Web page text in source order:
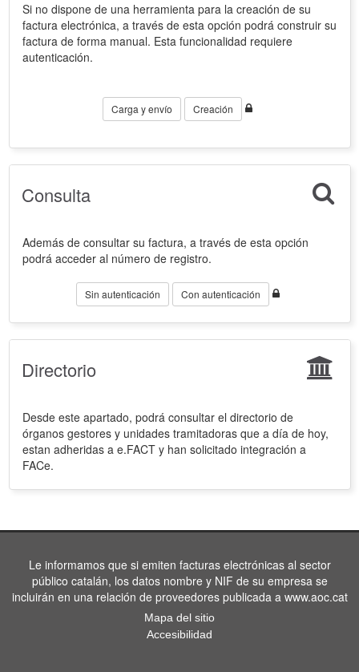
Si no dispone de una herramienta para la creación de su
factura electrónica, a través de esta opción podrá construir su
factura de forma manual. Esta funcionalidad requiere
autenticación.
Carga y envío Creación
Consulta
Además de consultar su factura, a través de esta opción
podrá acceder al número de registro.
Sin autenticación Con autenticación
Directorio
Desde este apartado, podrá consultar el directorio de
órganos gestores y unidades tramitadoras que a día de hoy,
estan adheridas a e.FACT y han solicitado integración a
FACe.
Le informamos que si emiten facturas electrónicas al sector
público catalán, los datos nombre y NIF de su empresa se
incluirán en una relación de proveedores publicada a www.aoc.cat
Mapa del sitio
Accesibilidad